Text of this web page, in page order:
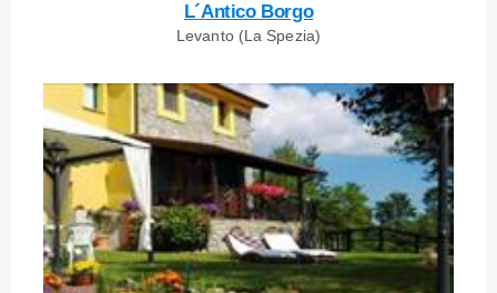
L´Antico Borgo
Levanto (La Spezia)